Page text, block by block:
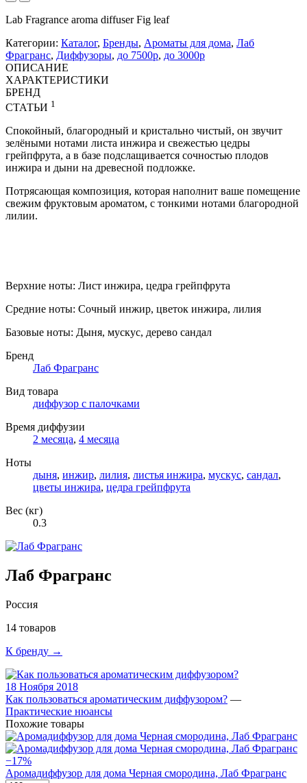
Lab Fragrance aroma diffuser Fig leaf
Категории: Каталог, Бренды, Ароматы для дома, Лаб
Фрагранс, Диффузоры, до 7500р, до 3000р
ОПИСАНИЕ
ХАРАКТЕРИСТИКИ
БРЕНД
СТАТЬИ 1
Спокойный, благородный и кристально чистый, он звучит
зелёными нотами листа инжира и свежестью цедры
грейпфрута, а в базе подслащивается сочностью плодов
инжира и дыни на древесной подложке.
Потрясающая композиция, которая наполнит ваше помещение
свежим фруктовым ароматом, с тонкими нотами благородной
лилии.
Верхние ноты: Лист инжира, цедра грейпфрута
Средние ноты: Сочный инжир, цветок инжира, лилия
Базовые ноты: Дыня, мускус, дерево сандал
Бренд
Лаб Фрагранс
Вид товара
диффузор с палочками
Время диффузии
2 месяца, 4 месяца
Ноты
дыня, инжир, лилия, листья инжира, мускус, сандал,
цветы инжира, цедра грейпфрута
Вес (кг)
0.3
Лаб Фрагранс
Россия
14 товаров
К бренду →
18 Ноября 2018
Как пользоваться ароматическим диффузором? —
Практические нюансы
Похожие товары
−17%
Аромадиффузор для дома Черная смородина, Лаб Фрагранс